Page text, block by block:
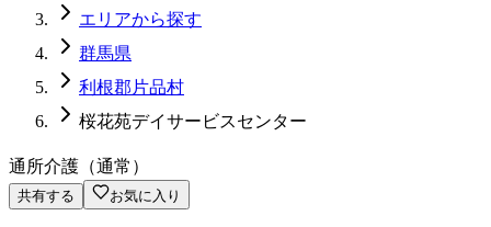
エリアから探す
群馬県
利根郡片品村
桜花苑デイサービスセンター
通所介護（通常）
共有する お気に入り